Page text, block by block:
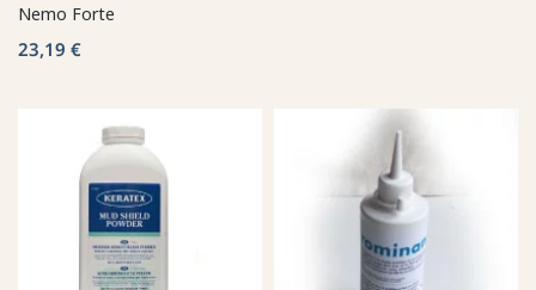
Nemo Forte
23,19 €